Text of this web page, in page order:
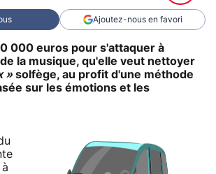
Ajoutez-nous en favori
000 euros pour s'attaquer à
la musique, qu'elle veut nettoyer
»solfège, au profit d'une méthode
sur les émotions et les